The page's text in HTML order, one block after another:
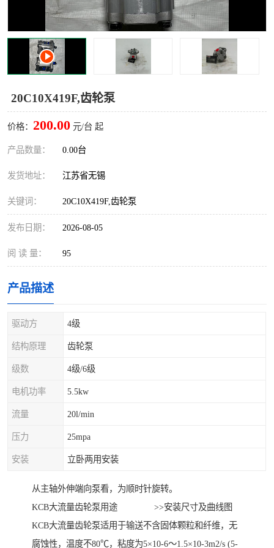
20C10X419F,齿轮泵
价格： 200.00 元/台 起
产品数量： 0.00台
发货地址： 江苏省无锡
关键词： 20C10X419F,齿轮泵
发布日期： 2026-08-05
阅 读 量： 95
产品描述
驱动方 4级
结构原理 齿轮泵
级数 4级/6级
电机功率 5.5kw
流量 20l/min
压力 25mpa
安装 立卧两用安装
从主轴外伸端向泵看，为顺时针旋转。
KCB大流量齿轮泵用途 >>安装尺寸及曲线图
KCB大流量齿轮泵适用于输送不含固体颗粒和纤维，无
腐蚀性，温度不80℃，粘度为5×10-6～1.5×10-3m2/s (5-